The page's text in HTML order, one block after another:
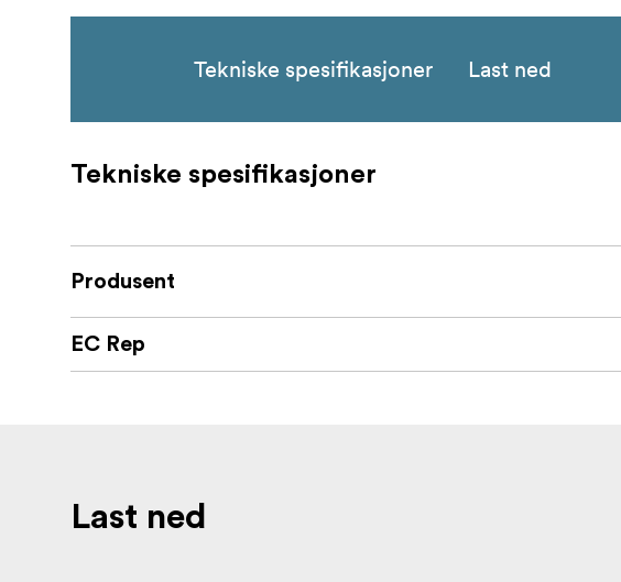
Tekniske spesifikasjoner Last ned
Tekniske spesifikasjoner
Produsent
EC Rep
Last ned